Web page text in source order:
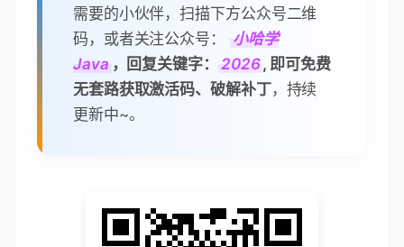
需要的小伙伴，扫描下方公众号二维
码，或者关注公众号：
小哈学
Java ，回复关键字： 2026, 即可免费
无套路获取激活码、破解补丁，持续
更新中~。